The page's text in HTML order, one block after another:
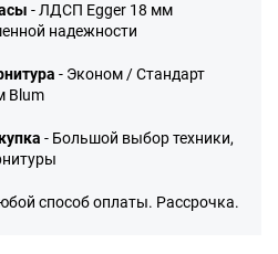
- ЛДСП Egger 18 мм
надежности
- Эконом / Стандарт
Blum
- Большой выбор техники,
способ оплаты. Рассрочка.